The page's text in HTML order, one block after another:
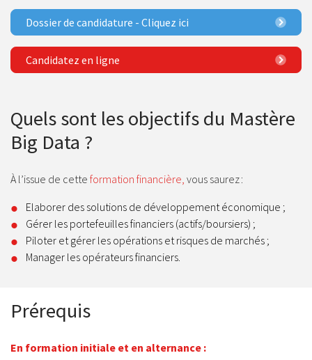
Dossier de candidature - Cliquez ici
Candidatez en ligne
Quels sont les objectifs du Mastère
Big Data ?
À l’issue de cette formation financière, vous saurez :
Elaborer des solutions de développement économique ;
Gérer les portefeuilles financiers (actifs/boursiers) ;
Piloter et gérer les opérations et risques de marchés ;
Manager les opérateurs financiers.
Prérequis
En formation initiale et en alternance :